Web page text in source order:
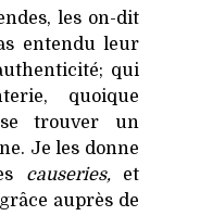
les on-dit
entendu leur
qui
quoique
trouver un
Je les donne
causeries,et
auprès de